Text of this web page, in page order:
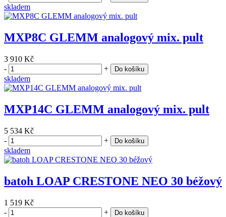
skladem
MXP8C GLEMM analogový mix. pult
3 910 Kč
-
+ Do košíku
skladem
MXP14C GLEMM analogový mix. pult
5 534 Kč
-
+ Do košíku
skladem
batoh LOAP CRESTONE NEO 30 béžový
1 519 Kč
-
+ Do košíku